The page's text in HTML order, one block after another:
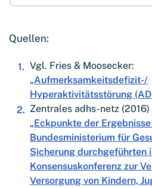
Quellen:
Vgl. Fries & Moosecker:
„Aufmerksamkeitsdefizit-/
Hyperaktivitätsstörung
Zentrales adhs-netz
„Eckpunkte der
Bundesministerium für
Sicherung durchgeführten
Konsensuskonferenz zur
Versorgung von Kindern,